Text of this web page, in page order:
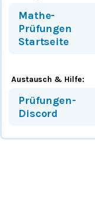
Mathe-
Prüfungen
Startseite
Austausch & Hilfe:
Prüfungen-
Discord